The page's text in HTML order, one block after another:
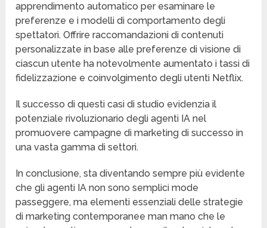
apprendimento automatico per esaminare le
preferenze e i modelli di comportamento degli
spettatori. Offrire raccomandazioni di contenuti
personalizzate in base alle preferenze di visione di
ciascun utente ha notevolmente aumentato i tassi di
fidelizzazione e coinvolgimento degli utenti Netflix.
Il successo di questi casi di studio evidenzia il
potenziale rivoluzionario degli agenti IA nel
promuovere campagne di marketing di successo in
una vasta gamma di settori.
In conclusione, sta diventando sempre più evidente
che gli agenti IA non sono semplici mode
passeggere, ma elementi essenziali delle strategie
di marketing contemporanee man mano che le